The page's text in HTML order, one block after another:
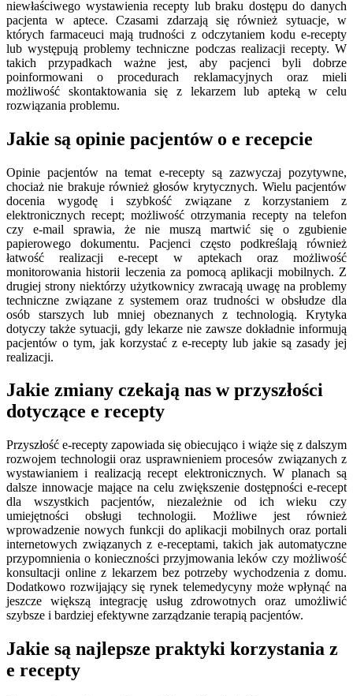
niewłaściwego wystawienia recepty lub braku dostępu do danych
pacjenta w aptece. Czasami zdarzają się również sytuacje, w
których farmaceuci mają trudności z odczytaniem kodu e-recepty
lub występują problemy techniczne podczas realizacji recepty. W
takich przypadkach ważne jest, aby pacjenci byli dobrze
poinformowani o procedurach reklamacyjnych oraz mieli
możliwość skontaktowania się z lekarzem lub apteką w celu
rozwiązania problemu.
Jakie są opinie pacjentów o e recepcie
Opinie pacjentów na temat e-recepty są zazwyczaj pozytywne,
chociaż nie brakuje również głosów krytycznych. Wielu pacjentów
docenia wygodę i szybkość związane z korzystaniem z
elektronicznych recept; możliwość otrzymania recepty na telefon
czy e-mail sprawia, że nie muszą martwić się o zgubienie
papierowego dokumentu. Pacjenci często podkreślają również
łatwość realizacji e-recept w aptekach oraz możliwość
monitorowania historii leczenia za pomocą aplikacji mobilnych. Z
drugiej strony niektórzy użytkownicy zwracają uwagę na problemy
techniczne związane z systemem oraz trudności w obsłudze dla
osób starszych lub mniej obeznanych z technologią. Krytyka
dotyczy także sytuacji, gdy lekarze nie zawsze dokładnie informują
pacjentów o tym, jak korzystać z e-recepty lub jakie są zasady jej
realizacji.
Jakie zmiany czekają nas w przyszłości
dotyczące e recepty
Przyszłość e-recepty zapowiada się obiecująco i wiąże się z dalszym
rozwojem technologii oraz usprawnieniem procesów związanych z
wystawianiem i realizacją recept elektronicznych. W planach są
dalsze innowacje mające na celu zwiększenie dostępności e-recept
dla wszystkich pacjentów, niezależnie od ich wieku czy
umiejętności obsługi technologii. Możliwe jest również
wprowadzenie nowych funkcji do aplikacji mobilnych oraz portali
internetowych związanych z e-receptami, takich jak automatyczne
przypomnienia o konieczności przyjmowania leków czy możliwość
konsultacji online z lekarzem bez potrzeby wychodzenia z domu.
Dodatkowo rozwijający się rynek telemedycyny może wpłynąć na
jeszcze większą integrację usług zdrowotnych oraz umożliwić
szybsze i bardziej efektywne zarządzanie terapią pacjentów.
Jakie są najlepsze praktyki korzystania z
e recepty